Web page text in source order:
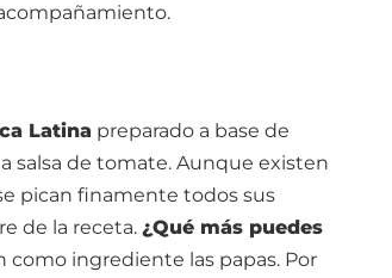
Latina preparado a base de
salsa de tomate. Aunque existen
pican finamente todos sus
de la receta. ¿Qué más puedes
como ingrediente las papas. Por